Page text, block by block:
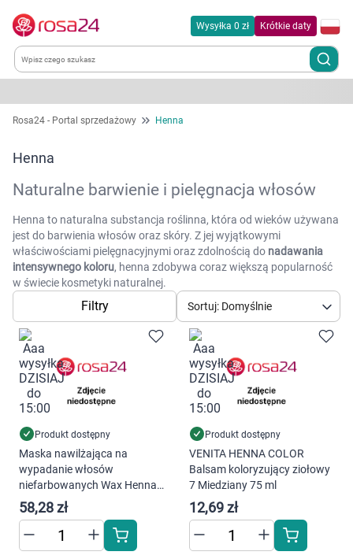
Wysyłka 0 zł Krótkie daty
Kategorie
Chemia gospodarcza
Dla zwierząt
Dom i ogród
Zdrowie
Kobieta w ciąży i mama
Dziecko
Higiena
Kosmetyki
Mężczyzna
Zdrowy styl życia
Rosa24 - Portal sprzedażowy Henna
Henna
Naturalne barwienie i pielęgnacja włosów
Henna to naturalna substancja roślinna, która od wieków używana
jest do barwienia włosów oraz skóry. Z jej wyjątkowymi
właściwościami pielęgnacyjnymi oraz zdolnością do nadawania
intensywnego koloru, henna zdobywa coraz większą popularność
w świecie kosmetyki naturalnej.
Filtry Sortuj: Domyślnie
Produkt dostępny
Maska nawilżająca na
wypadanie włosów
niefarbowanych Wax Henna
480ml
58,28 zł
Produkt dostępny
VENITA HENNA COLOR
Balsam koloryzujący ziołowy
7 Miedziany 75 ml
12,69 zł